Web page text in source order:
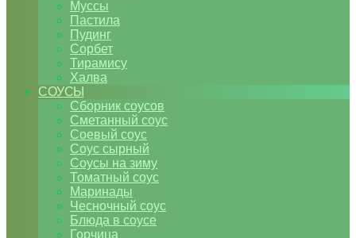
Муссы
Пастила
Пудинг
Сорбет
Тирамису
Халва
СОУСЫ
Сборник соусов
Сметанный соус
Соевый соус
Соус сырный
Соусы на зиму
Томатный соус
Маринады
Чесночный соус
Блюда в соусе
Горчица